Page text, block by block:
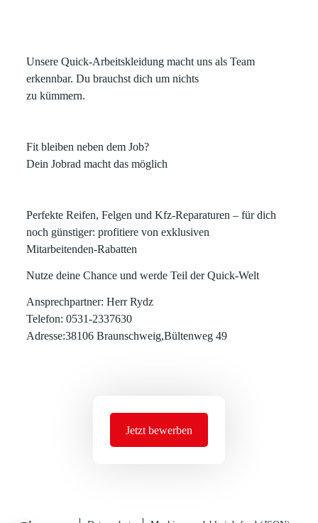
Unsere Quick-Arbeitskleidung macht uns als Team
erkennbar. Du brauchst dich um nichts
zu kümmern.
Fit bleiben neben dem Job?
Dein Jobrad macht das möglich
Perfekte Reifen, Felgen und Kfz-Reparaturen – für dich
noch günstiger: profitiere von exklusiven
Mitarbeitenden-Rabatten
Nutze deine Chance und werde Teil der Quick-Welt
Ansprechpartner: Herr Rydz
Telefon: 0531-2337630
Adresse:38106 Braunschweig,Bültenweg 49
Jetzt bewerben